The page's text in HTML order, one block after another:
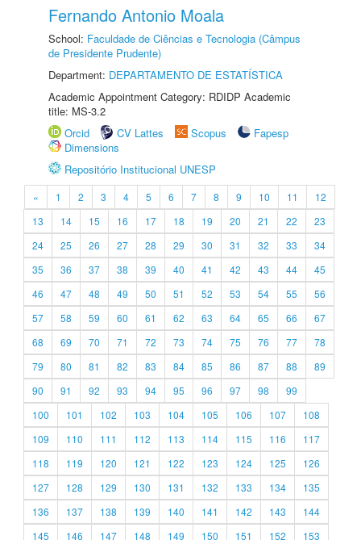
Fernando Antonio Moala
School: Faculdade de Ciências e Tecnologia (Câmpus
de Presidente Prudente)
Department: DEPARTAMENTO DE ESTATÍSTICA
Academic Appointment Category: RDIDP Academic
title: MS-3.2
Orcid
CV Lattes Scopus
Fapesp
Dimensions
Repositório Institucional UNESP
« 1 2 3 4 5 6 7 8 9 10 11
12
13
14 15 16 17 18 19 20 21 22
23
24
25 26 27 28 29 30 31 32 33
34
35
36 37 38 39 40 41 42 43 44
45
46
47 48 49 50 51 52 53 54 55
56
57
58 59 60 61 62 63 64 65 66
67
68
69 70 71 72 73 74 75 76 77
78
79
80 81 82 83 84 85 86 87 88
89
90
91 92 93 94 95 96 97 98
99
100
101 102 103 104 105 106 107
108
109
110 111 112 113 114 115 116
117
118
119 120 121 122 123 124 125
126
127
128 129 130 131 132 133 134
135
136
137 138 139 140 141 142 143
144
145
146 147 148 149 150 151 152
153